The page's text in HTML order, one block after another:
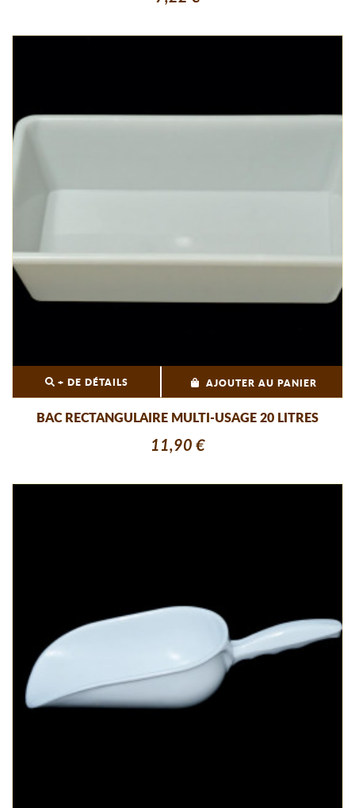
+ DE DÉTAILS AJOUTER AU PANIER
BAC RECTANGULAIRE MULTI-USAGE 20 LITRES
11,90 €